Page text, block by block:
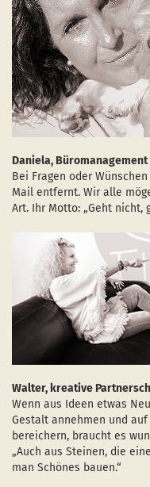
Daniela, Büromanagement
Bei Fragen oder
Mail entfernt. Wir alle
Art. Ihr Motto: „Geht nicht,
Walter, kreative
Wenn aus Ideen etwas
Gestalt annehmen und
bereichern, braucht es
„Auch aus Steinen, die
man Schönes bauen.“